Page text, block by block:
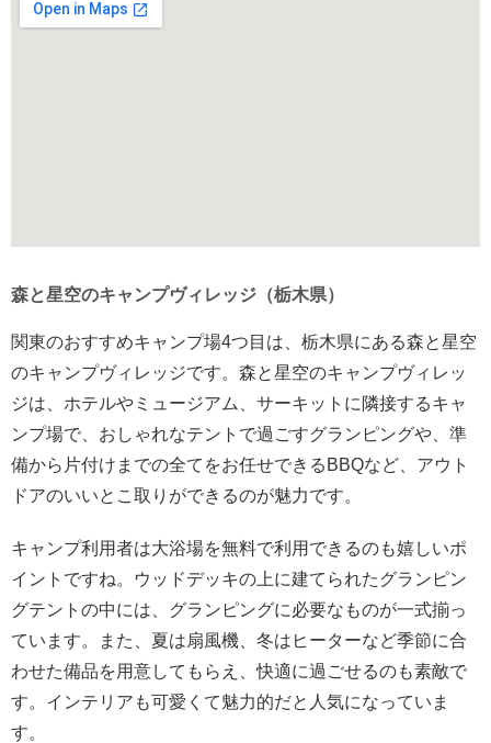
森と星空のキャンプヴィレッジ（栃木県）
関東のおすすめキャンプ場4つ目は、栃木県にある森と星空
のキャンプヴィレッジです。森と星空のキャンプヴィレッ
ジは、ホテルやミュージアム、サーキットに隣接するキャ
ンプ場で、おしゃれなテントで過ごすグランピングや、準
備から片付けまでの全てをお任せできるBBQなど、アウト
ドアのいいとこ取りができるのが魅力です。
キャンプ利用者は大浴場を無料で利用できるのも嬉しいポ
イントですね。
ウッドデッキの上に建てられたグランピン
グテントの中には、グランピングに必要なものが一式揃っ
ています。また、夏は扇風機、冬はヒーターなど季節に合
わせた備品を用意してもらえ、快適に過ごせるのも素敵で
す。インテリアも可愛くて魅力的だと人気になっていま
す。